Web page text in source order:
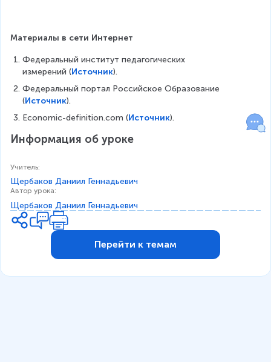
Материалы в сети Интернет
Федеральный институт педагогических
измерений (Источник).
Федеральный портал Российское Образование
(Источник).
Economic-definition.com (Источник).
Информация об уроке
Учитель:
Щербаков Даниил Геннадьевич
Автор урока:
Щербаков Даниил Геннадьевич
Перейти к темам